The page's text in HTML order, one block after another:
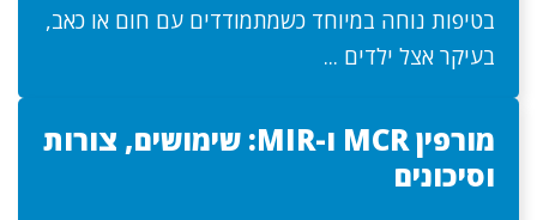
בטיפות נוחה במיוחד כשמתמודדים עם חום או כאב,
בעיקר אצל ילדים ...
מורפין MCR ו-MIR: שימושים, צורות
וסיכונים